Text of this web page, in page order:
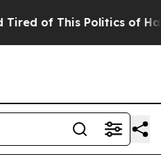
of This Politics of Hatred”